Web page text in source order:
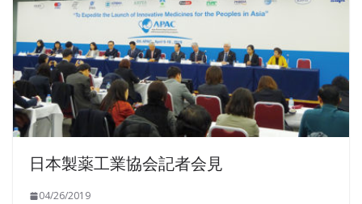
日本製薬工業協会記者会見
04/26/2019